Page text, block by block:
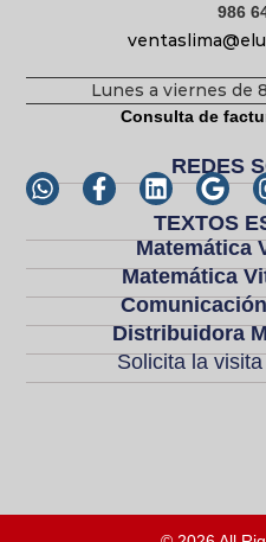
986
Lunes a viernes de
Consulta de
REDES
TEXTOS
Matemática
Matemática
Distribuidora
Solicita la